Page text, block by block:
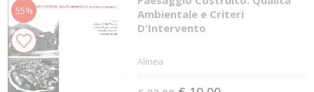
55%
Ambientale e Criteri
D'Intervento
Alinea